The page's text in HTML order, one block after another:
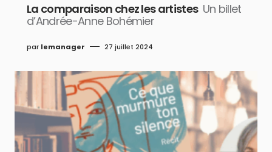
La comparaison chez les artistes Un billet
d’Andrée-Anne Bohémier
par lemanager 27 juillet 2024